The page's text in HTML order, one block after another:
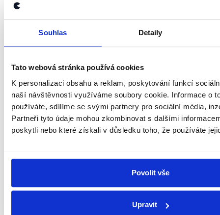
Souhlas Detaily
Tato webová stránka používá cookies
K personalizaci obsahu a reklam, poskytování funkcí
naší návštěvnosti využíváme soubory cookie. Informace o
používáte, sdílíme se svými partnery pro sociální média,
Partneři tyto údaje mohou zkombinovat s dalšími
poskytli nebo které získali v důsledku toho, že používáte
Povolit vše
Upravit
IČO: 05140544
se sídlem Roháčova 145/14
Žižkov, 130 00 Praha 3
transparentní bankovní účet